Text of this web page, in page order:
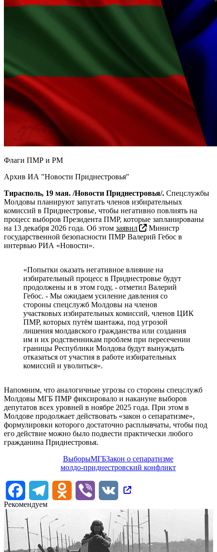
Флаги ПМР и РМ
Архив ИА "Новости Приднестровья"
Тирасполь, 19 мая. /Новости Приднестровья/. Спецслужбы
Молдовы планируют запугать членов избирательных
комиссий в Приднестровье, чтобы негативно повлиять на
процесс выборов Президента ПМР, которые запланированы
на 13 декабря 2026 года. Об этом заявил
Министр
государственной безопасности ПМР Валерий Гебос в
интервью РИА «Новости».
«Попытки оказать негативное влияние на
избирательный процесс в Приднестровье будут
продолжены и в этом году, - отметил Валерий
Гебос. - Мы ожидаем усиление давления со
стороны спецслужб Молдовы на членов
участковых избирательных комиссий, членов ЦИК
ПМР, которых путём шантажа, под угрозой
лишения молдавского гражданства или создания
им и их родственникам проблем при пересечении
границы Республики Молдова будут вынуждать
отказаться от участия в работе избирательных
комиссий и уволиться».
Напомним, что аналогичные угрозы со стороны спецслужб
Молдовы МГБ ПМР фиксировало и накануне выборов
депутатов всех уровней в ноябре 2025 года. При этом в
Молдове продолжает действовать «закон о сепаратизме»,
формулировки которого достаточно расплывчаты, чтобы под
его действие можно было подвести практически любого
гражданина Приднестровья.
ВыборыМГБЗакон о сепаратизме
молдо-приднестровский конфликт
FacebookTelegram Odnoklassniki
Viber
VK
Рекомендуем